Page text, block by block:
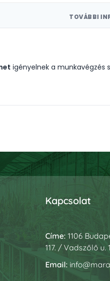
TOVÁBBI
igényelnek a munkavégzés
Kapcsolat
Címe: 1106
117. / Vadszőlő u.
Email: